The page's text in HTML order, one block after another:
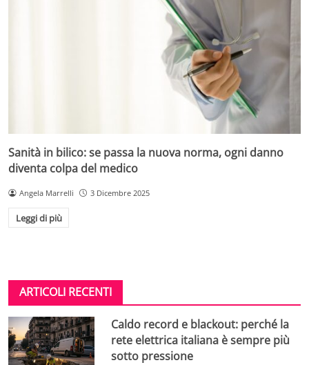
Sanità in bilico: se passa la nuova norma, ogni danno
diventa colpa del medico
Angela Marrelli 3 Dicembre 2025
Leggi di più
ARTICOLI RECENTI
Caldo record e blackout: perché la
rete elettrica italiana è sempre più
sotto pressione